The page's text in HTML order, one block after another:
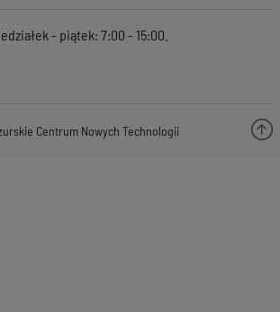
- piątek: 7:00 - 15:00.
Centrum Nowych Technologii